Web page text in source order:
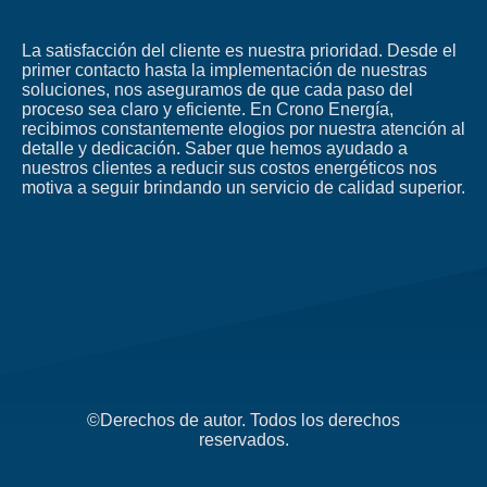
La satisfacción del cliente es nuestra prioridad. Desde el
primer contacto hasta la implementación de nuestras
soluciones, nos aseguramos de que cada paso del
proceso sea claro y eficiente. En Crono Energía,
recibimos constantemente elogios por nuestra atención al
detalle y dedicación. Saber que hemos ayudado a
nuestros clientes a reducir sus costos energéticos nos
motiva a seguir brindando un servicio de calidad superior.
©Derechos de autor. Todos los derechos
reservados.